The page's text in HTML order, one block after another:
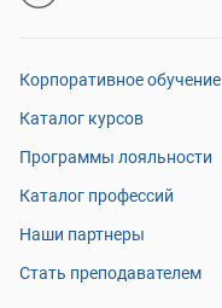
Корпоративное обучение
Каталог курсов
Программы лояльности
Каталог профессий
Наши партнеры
Стать преподавателем